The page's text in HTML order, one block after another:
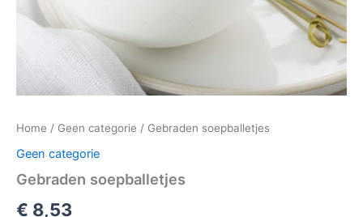
Home / Geen categorie / Gebraden soepballetjes
Geen categorie
Gebraden soepballetjes
€ 8,53